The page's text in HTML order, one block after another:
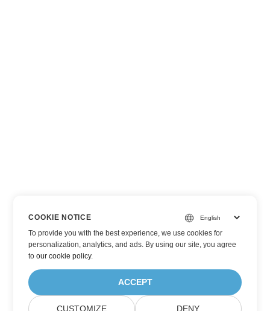
COOKIE NOTICE
To provide you with the best experience, we use cookies for
personalization, analytics, and ads. By using our site, you agree
toour cookie policy.
ACCEPT
CUSTOMIZE DENY